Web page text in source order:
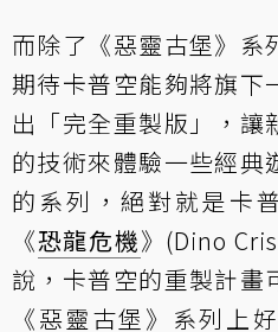
而除了《惡靈古堡》系
期待卡普空能夠將旗下
出「完全重製版」，讓
的技術來體驗一些經典
的系列，絕對就是卡
《恐龍危機》(Dino
說，卡普空的重製計畫
《惡靈古堡》系列上